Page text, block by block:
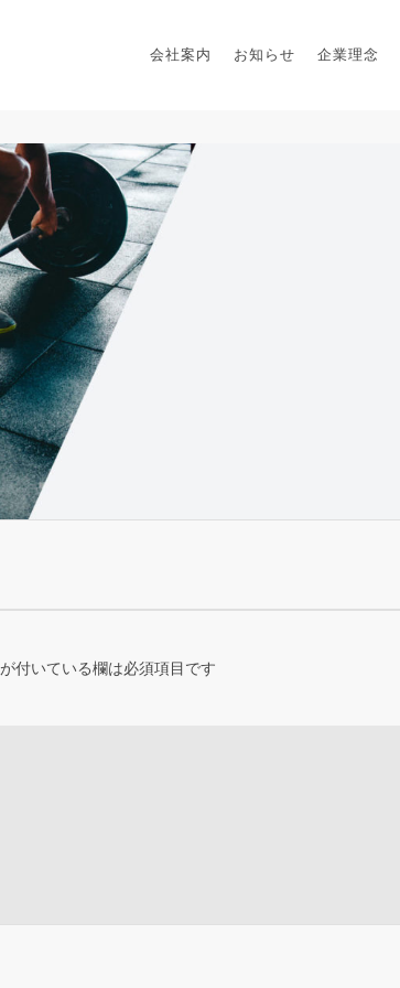
会社案内 お知らせ 企業理念
が付いている欄は必須項目です